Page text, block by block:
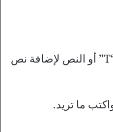
اضغط على أيقونة “T” أو النص لإضافة نص
ما تريد.